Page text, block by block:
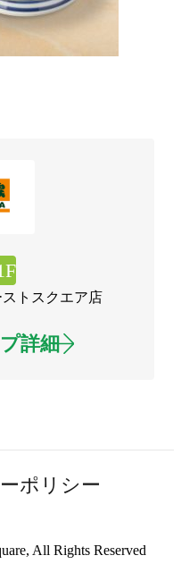
トスクエア店
詳細
ポリシー
All Rights Reserved